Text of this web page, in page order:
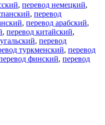
, перевод немецкий,
, перевод
, перевод арабский,
, перевод китайский,
, перевод
туркменский, перевод
финский, перевод